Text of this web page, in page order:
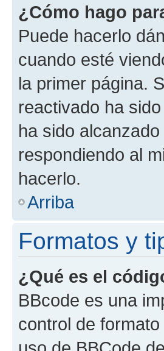
¿Cómo hago
Puede hacerlo
cuando esté
la primer página.
reactivado ha
ha sido
respondiendo al
hacerlo.
Arriba
Formatos y
¿Qué es el
BBcode es una
control de